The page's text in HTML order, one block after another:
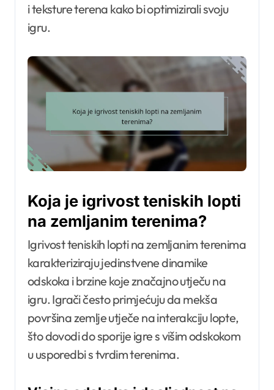
i teksture terena kako bi optimizirali svoju
igru.
Koja je igrivost teniskih lopti
na zemljanim terenima?
Igrivost teniskih lopti na zemljanim terenima
karakteriziraju jedinstvene dinamike
odskoka i brzine koje značajno utječu na
igru. Igrači često primjećuju da mekša
površina zemlje utječe na interakciju lopte,
što dovodi do sporije igre s višim odskokom
u usporedbi s tvrdim terenima.